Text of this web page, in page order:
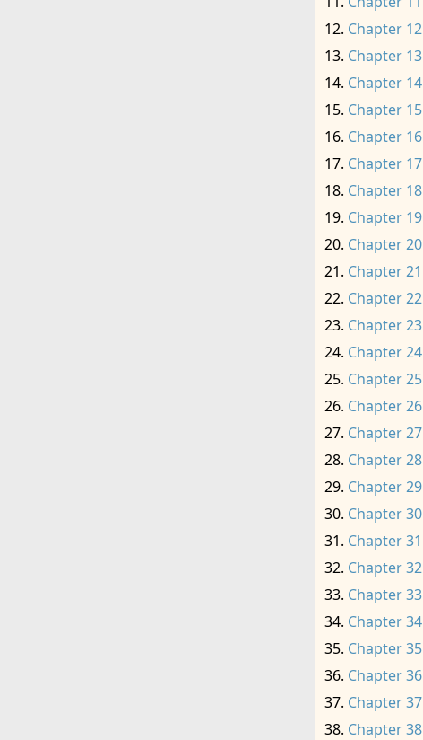
Chapter 12
Chapter 13
Chapter 14
Chapter 15
Chapter 16
Chapter 17
Chapter 18
Chapter 19
Chapter 20
Chapter 21
Chapter 22
Chapter 23
Chapter 24
Chapter 25
Chapter 26
Chapter 27
Chapter 28
Chapter 29
Chapter 30
Chapter 31
Chapter 32
Chapter 33
Chapter 34
Chapter 35
Chapter 36
Chapter 37
Chapter 38